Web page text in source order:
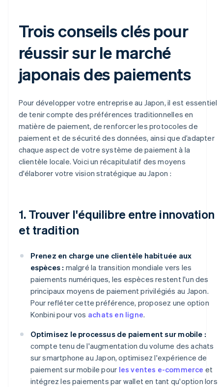
Trois conseils clés pour
réussir sur le marché
japonais des paiements
Pour développer votre entreprise au Japon, il est essentiel
de tenir compte des préférences traditionnelles en
matière de paiement, de renforcer les protocoles de
paiement et de sécurité des données, ainsi que d’adapter
chaque aspect de votre système de paiement à la
clientèle locale. Voici un récapitulatif des moyens
d'élaborer votre vision stratégique au Japon :
1. Trouver l'équilibre entre innovation
et tradition
Prenez en charge une clientèle habituée aux
espèces : malgré la transition mondiale vers les
paiements numériques, les espèces restent l'un des
principaux moyens de paiement privilégiés au Japon.
Pour refléter cette préférence, proposez une option
Konbini pour vos achats en ligne.
Optimisez le processus de paiement sur mobile :
compte tenu de l'augmentation du volume des achats
sur smartphone au Japon, optimisez l'expérience de
paiement sur mobile pour les ventes e-commerce et
intégrez les paiements par wallet en tant qu'option lors